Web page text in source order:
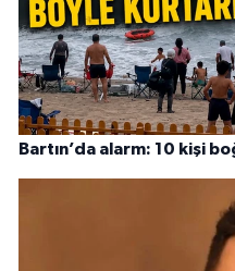
Bartın’da alarm: 10 kişi